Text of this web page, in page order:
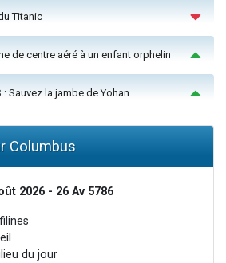
Titanic
de centre aéré à un enfant orphelin
: Sauvez la jambe de Yohan
Columbus
2026 - 26 Av 5786
du jour